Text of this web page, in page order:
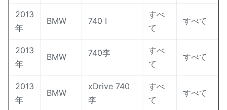
2013
年
BMW 740 I
すべ
て
すべて
2013
年
BMW 740李
すべ
て
すべて
2013
年
BMW
xDrive 740
李
すべ
て
すべて